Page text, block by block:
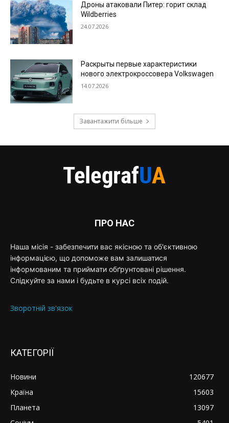
Дроны атаковали Питер: горит склад
Wildberries
24.07.2026
Раскрыты первые характеристики
нового электрокроссовера Volkswagen
14.07.2026
Завантажити більше
ПРО НАС
Наша місія - забезпечити вас якісною та об'єктивною
інформацією, що допоможе вам залишатися
інформованим та приймати обґрунтовані рішення.
Слідкуйте за нами і будьте в курсі всіх подій.
Зворотній зв'язок
КАТЕГОРІЇ
Новини
120677
Країна
15603
Планета
13097